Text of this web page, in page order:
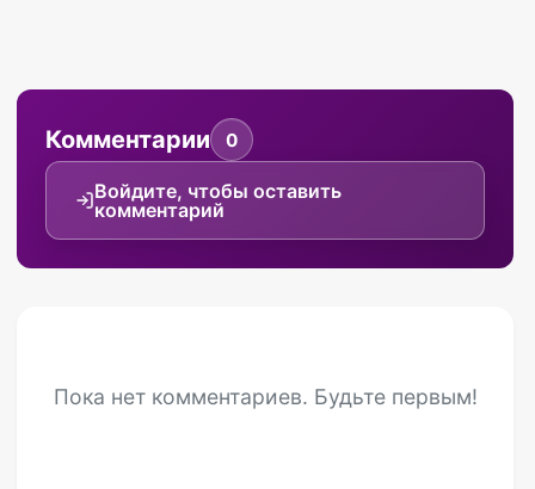
Комментарии 0
Войдите, чтобы оставить
комментарий
Пока нет комментариев. Будьте первым!